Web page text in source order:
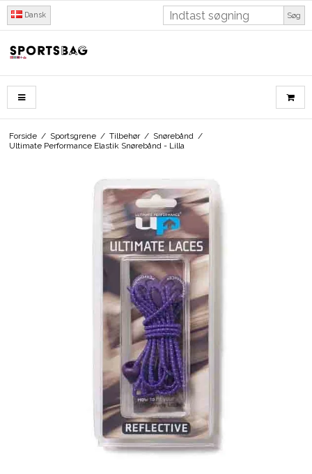
Dansk Søg
Forside / Sportsgrene / Tilbehør / Snørebånd /
Ultimate Performance Elastik Snørebånd - Lilla